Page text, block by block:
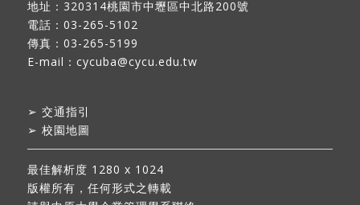
地址： 320314桃園市中壢區中北路200號
電話：03-265-5102
傳真：03-265-5199
E-mail： cycuba@cycu.edu.tw
➢ 交通指引
➢ 校園地圖
最佳解析度 1280 x 1024
版權所有，任何形式之轉載